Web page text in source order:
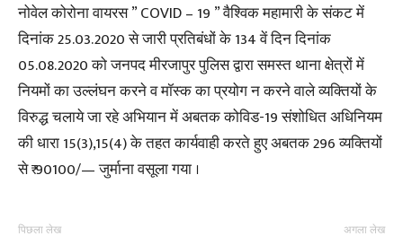
नोवेल कोरोना वायरस ” COVID – 19 ” वैश्विक महामारी के संकट में
दिनांक 25.03.2020 से जारी प्रतिबंधों के 134 वें दिन दिनांक
05.08.2020 को जनपद मीरजापुर पुलिस द्वारा समस्त थाना क्षेत्रों में
नियमों का उल्लंघन करने व मॉस्क का प्रयोग न करने वाले व्यक्तियों के
विरुद्ध चलाये जा रहे अभियान में अबतक कोविड-19 संशोधित अधिनियम
की धारा 15(3),15(4) के तहत कार्यवाही करते हुए अबतक 296 व्यक्तियों
से ₹ 90100/— जुर्माना वसूला गया ।
पिछला लेख अगला लेख